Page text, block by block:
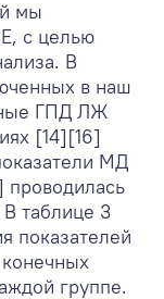
мы
с целью
В
в наш
ГПД ЛЖ
[14][16]
МД
таблице 3
показателей
группе.